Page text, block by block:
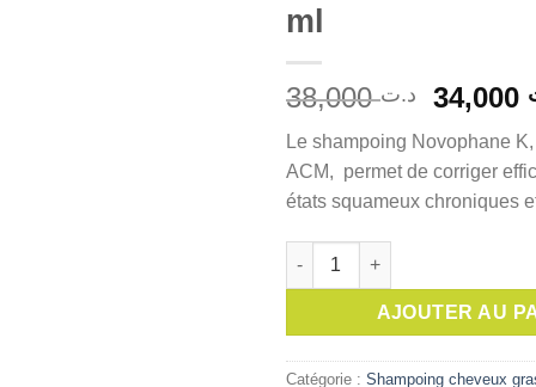
ml
د.ت38,000
Le
initial
était :
Le shampoing Novophane
ACM, permet de corriger
états squameux chroniques
quantité de ACM Novophane
AJOUTER AU
Catégorie : Shampoing cheveux